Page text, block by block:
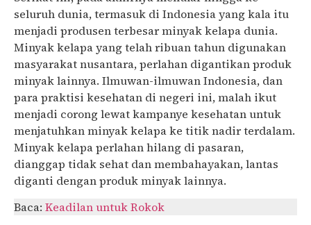
seluruh dunia, termasuk di Indonesia yang kala itu
menjadi produsen terbesar minyak kelapa dunia.
Minyak kelapa yang telah ribuan tahun digunakan
masyarakat nusantara, perlahan digantikan produk
minyak lainnya. Ilmuwan-ilmuwan Indonesia, dan
para praktisi kesehatan di negeri ini, malah ikut
menjadi corong lewat kampanye kesehatan untuk
menjatuhkan minyak kelapa ke titik nadir terdalam.
Minyak kelapa perlahan hilang di pasaran,
dianggap tidak sehat dan membahayakan, lantas
diganti dengan produk minyak lainnya.
Baca: Keadilan untuk Rokok